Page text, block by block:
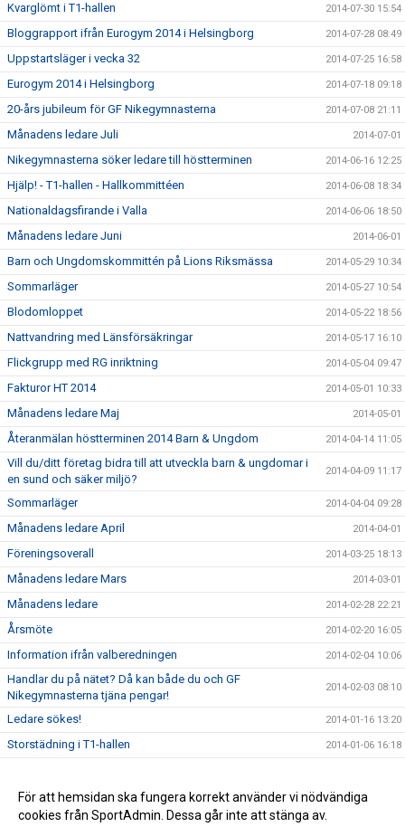
Kvarglömt i T1-hallen 2014-07-30 15:54
Bloggrapport ifrån Eurogym 2014 i Helsingborg 2014-07-28 08:49
Uppstartsläger i vecka 32 2014-07-25 16:58
Eurogym 2014 i Helsingborg 2014-07-18 09:18
20-års jubileum för GF Nikegymnasterna 2014-07-08 21:11
Månadens ledare Juli 2014-07-01
Nikegymnasterna söker ledare till höstterminen 2014-06-16 12:25
Hjälp! - T1-hallen - Hallkommittéen 2014-06-08 18:34
Nationaldagsfirande i Valla 2014-06-06 18:50
Månadens ledare Juni 2014-06-01
Barn och Ungdomskommittén på Lions Riksmässa 2014-05-29 10:34
Sommarläger 2014-05-27 10:54
Blodomloppet 2014-05-22 18:56
Nattvandring med Länsförsäkringar 2014-05-17 16:10
Flickgrupp med RG inriktning 2014-05-04 09:47
Fakturor HT 2014 2014-05-01 10:33
Månadens ledare Maj 2014-05-01
Återanmälan höstterminen 2014 Barn & Ungdom 2014-04-14 11:05
Vill du/ditt företag bidra till att utveckla barn & ungdomar i
en sund och säker miljö?
2014-04-09 11:17
Sommarläger 2014-04-04 09:28
Månadens ledare April 2014-04-01
Föreningsoverall 2014-03-25 18:13
Månadens ledare Mars 2014-03-01
Månadens ledare 2014-02-28 22:21
Årsmöte 2014-02-20 16:05
Information ifrån valberedningen 2014-02-04 10:06
Handlar du på nätet? Då kan både du och GF
Nikegymnasterna tjäna pengar!
2014-02-03 08:10
Ledare sökes! 2014-01-16 13:20
Storstädning i T1-hallen 2014-01-06 16:18
Juluppvisningarna 2013 2013-12-06 08:30
Tack Topp100! 2013-11-25 07:15
För att hemsidan ska fungera korrekt använder vi nödvändiga
cookies från SportAdmin. Dessa går inte att stänga av.